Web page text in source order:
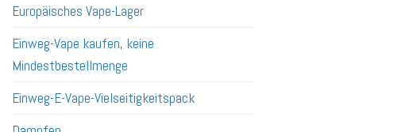
Europäisches Vape-Lager
Einweg-Vape kaufen, keine
Mindestbestellmenge
Einweg-E-Vape-Vielseitigkeitspack